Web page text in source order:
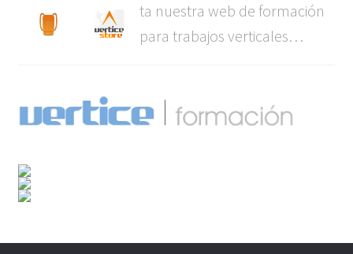
ta nuestra web de formación
para trabajos verticales…